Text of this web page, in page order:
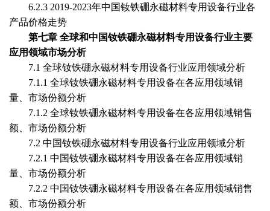
6.2.3 2019-2023年中国钕铁硼永磁材料专用设备行业各
产品价格走势
第七章 全球和中国钕铁硼永磁材料专用设备行业主要
应用领域市场分析
7.1 全球钕铁硼永磁材料专用设备行业应用领域分析
7.1.1 全球钕铁硼永磁材料专用设备在各应用领域销
量、市场份额分析
7.1.2 全球钕铁硼永磁材料专用设备在各应用领域销售
额、市场份额分析
7.2 中国钕铁硼永磁材料专用设备行业应用领域分析
7.2.1 中国钕铁硼永磁材料专用设备在各应用领域销
量、市场份额分析
7.2.2 中国钕铁硼永磁材料专用设备在各应用领域销售
额、市场份额分析